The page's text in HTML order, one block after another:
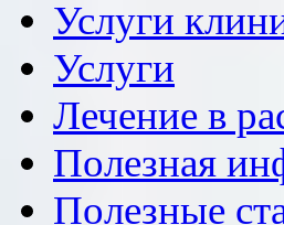
Услуги
Услуги
Лечение в
Полезная
Полезные